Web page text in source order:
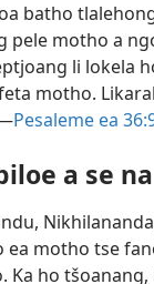
batho
pele motho a
li lokela
motho.
Pesaleme ea
a se
ea motho tse
Ka ho